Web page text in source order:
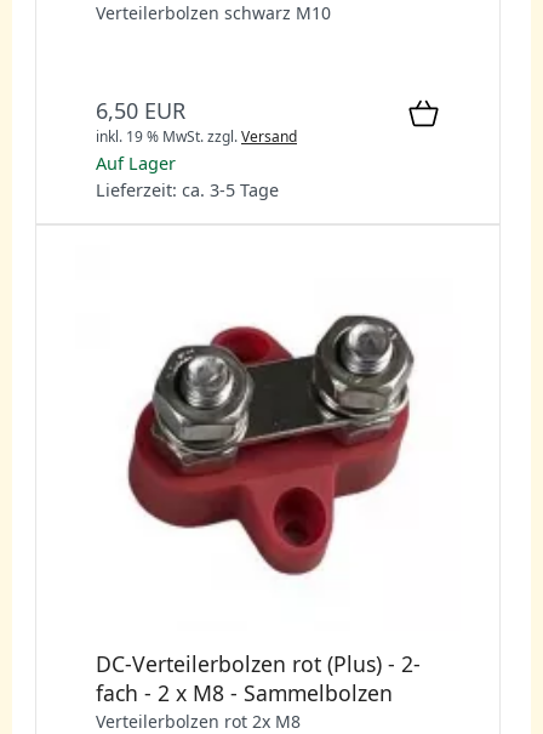
Verteilerbolzen schwarz M10
6,50 EUR
inkl. 19 % MwSt.zzgl.Versand
Auf Lager
Lieferzeit: ca. 3-5 Tage
DC-Verteilerbolzen rot (Plus) - 2-
fach - 2 x M8 - Sammelbolzen
Verteilerbolzen rot 2x M8